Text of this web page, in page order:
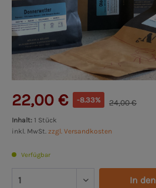
22,00 € -8.33% 24,00 €
Inhalt: 1 Stück
inkl. MwSt. zzgl. Versandkosten
Verfügbar
In den